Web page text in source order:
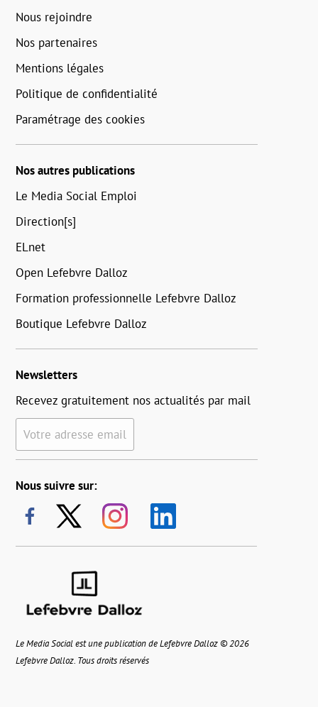
Nous rejoindre
Nos partenaires
Mentions légales
Politique de confidentialité
Paramétrage des cookies
Nos autres publications
Le Media Social Emploi
Direction[s]
ELnet
Open Lefebvre Dalloz
Formation professionnelle Lefebvre Dalloz
Boutique Lefebvre Dalloz
Newsletters
Recevez gratuitement nos actualités par mail
Votre adresse email
Nous suivre sur:
Le Media Social est une publication de Lefebvre Dalloz © 2026
Lefebvre Dalloz. Tous droits réservés